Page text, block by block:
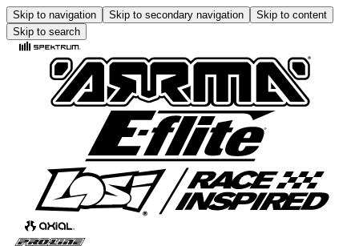
Skip to navigation Skip to secondary navigation
Skip to content
Skip to search